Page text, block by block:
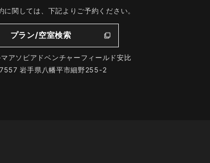
に関しては、下記よりご予約ください。
プラン/空室検索
アソビアドベンチャーフィールド安比
岩手県八幡平市細野255-2